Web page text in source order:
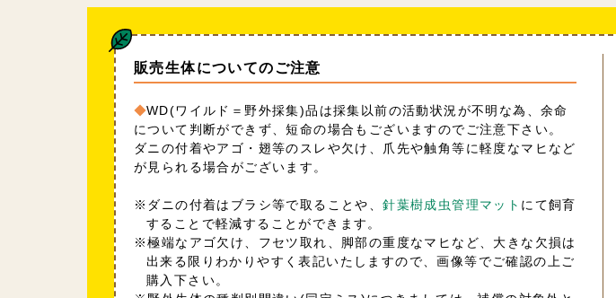
販売生体についてのご注意
WD(ワイルド＝野外採集)品は採集以前の活動状況が不明な為、余命
について判断ができず、短命の場合もございますのでご注意下さい。
ダニの付着やアゴ・翅等のスレや欠け、爪先や触角等に軽度なマヒなど
が見られる場合がございます。
※ダニの付着はブラシ等で取ることや、針葉樹成虫管理マット にて飼育
することで軽減することができます。
※極端なアゴ欠け、フセツ取れ、脚部の重度なマヒなど、大きな欠損は
出来る限りわかりやすく表記いたしますので、画像等でご確認の上ご
購入下さい。